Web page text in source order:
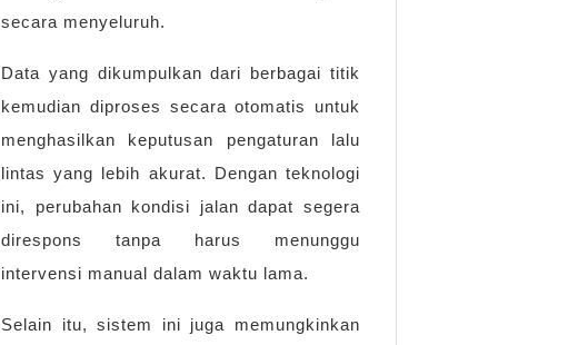
secara menyeluruh.
Data yang dikumpulkan dari berbagai titik
kemudian diproses secara otomatis untuk
menghasilkan keputusan pengaturan lalu
lintas yang lebih akurat. Dengan teknologi
ini, perubahan kondisi jalan dapat segera
direspons tanpa harus menunggu
intervensi manual dalam waktu lama.
Selain itu, sistem ini juga memungkinkan